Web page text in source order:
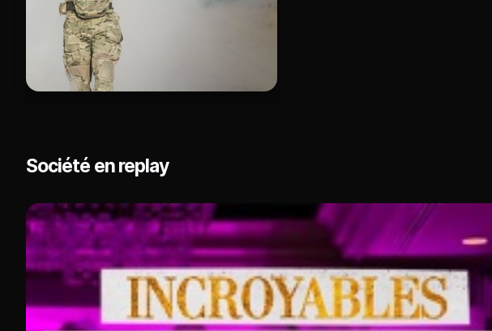
Société en replay